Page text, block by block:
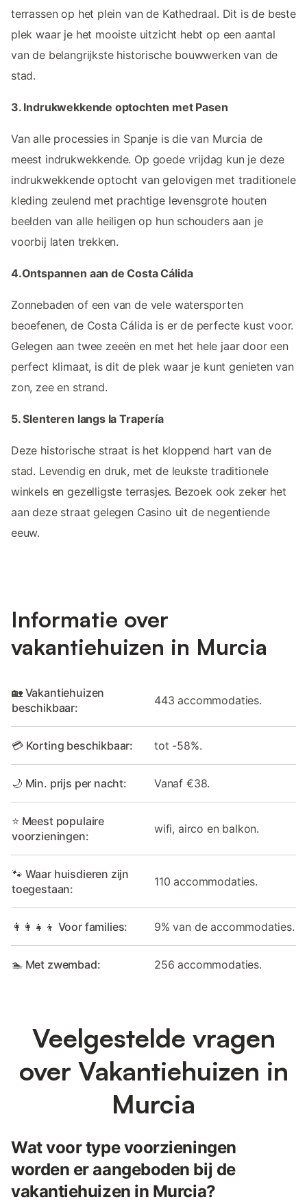
terrassen op het plein van de Kathedraal. Dit is de beste
plek waar je het mooiste uitzicht hebt op een aantal
van de belangrijkste historische bouwwerken van de
stad.
3. Indrukwekkende optochten met Pasen
Van alle processies in Spanje is die van Murcia de
meest indrukwekkende. Op goede vrijdag kun je deze
indrukwekkende optocht van gelovigen met traditionele
kleding zeulend met prachtige levensgrote houten
beelden van alle heiligen op hun schouders aan je
voorbij laten trekken.
4.Ontspannen aan de Costa Cálida
Zonnebaden of een van de vele watersporten
beoefenen, de Costa Cálida is er de perfecte kust voor.
Gelegen aan twee zeeën en met het hele jaar door een
perfect klimaat, is dit de plek waar je kunt genieten van
zon, zee en strand.
5. Slenteren langs la Trapería
Deze historische straat is het kloppend hart van de
stad. Levendig en druk, met de leukste traditionele
winkels en gezelligste terrasjes. Bezoek ook zeker het
aan deze straat gelegen Casino uit de negentiende
eeuw.
Informatie over
vakantiehuizen in Murcia
🏡 Vakantiehuizen
beschikbaar:
443 accommodaties.
💳 Korting beschikbaar: tot -58%.
🌙 Min. prijs per nacht: Vanaf €38.
⭐ Meest populaire
voorzieningen:
wifi, airco en balkon.
🐾 Waar huisdieren zijn
toegestaan:
110 accommodaties.
👩‍👩‍👧‍👦 Voor families: 9% van de accommodaties.
🏊 Met zwembad: 256 accommodaties.
Veelgestelde vragen
over Vakantiehuizen in
Murcia
Wat voor type voorzieningen
worden er aangeboden bij de
vakantiehuizen in Murcia?